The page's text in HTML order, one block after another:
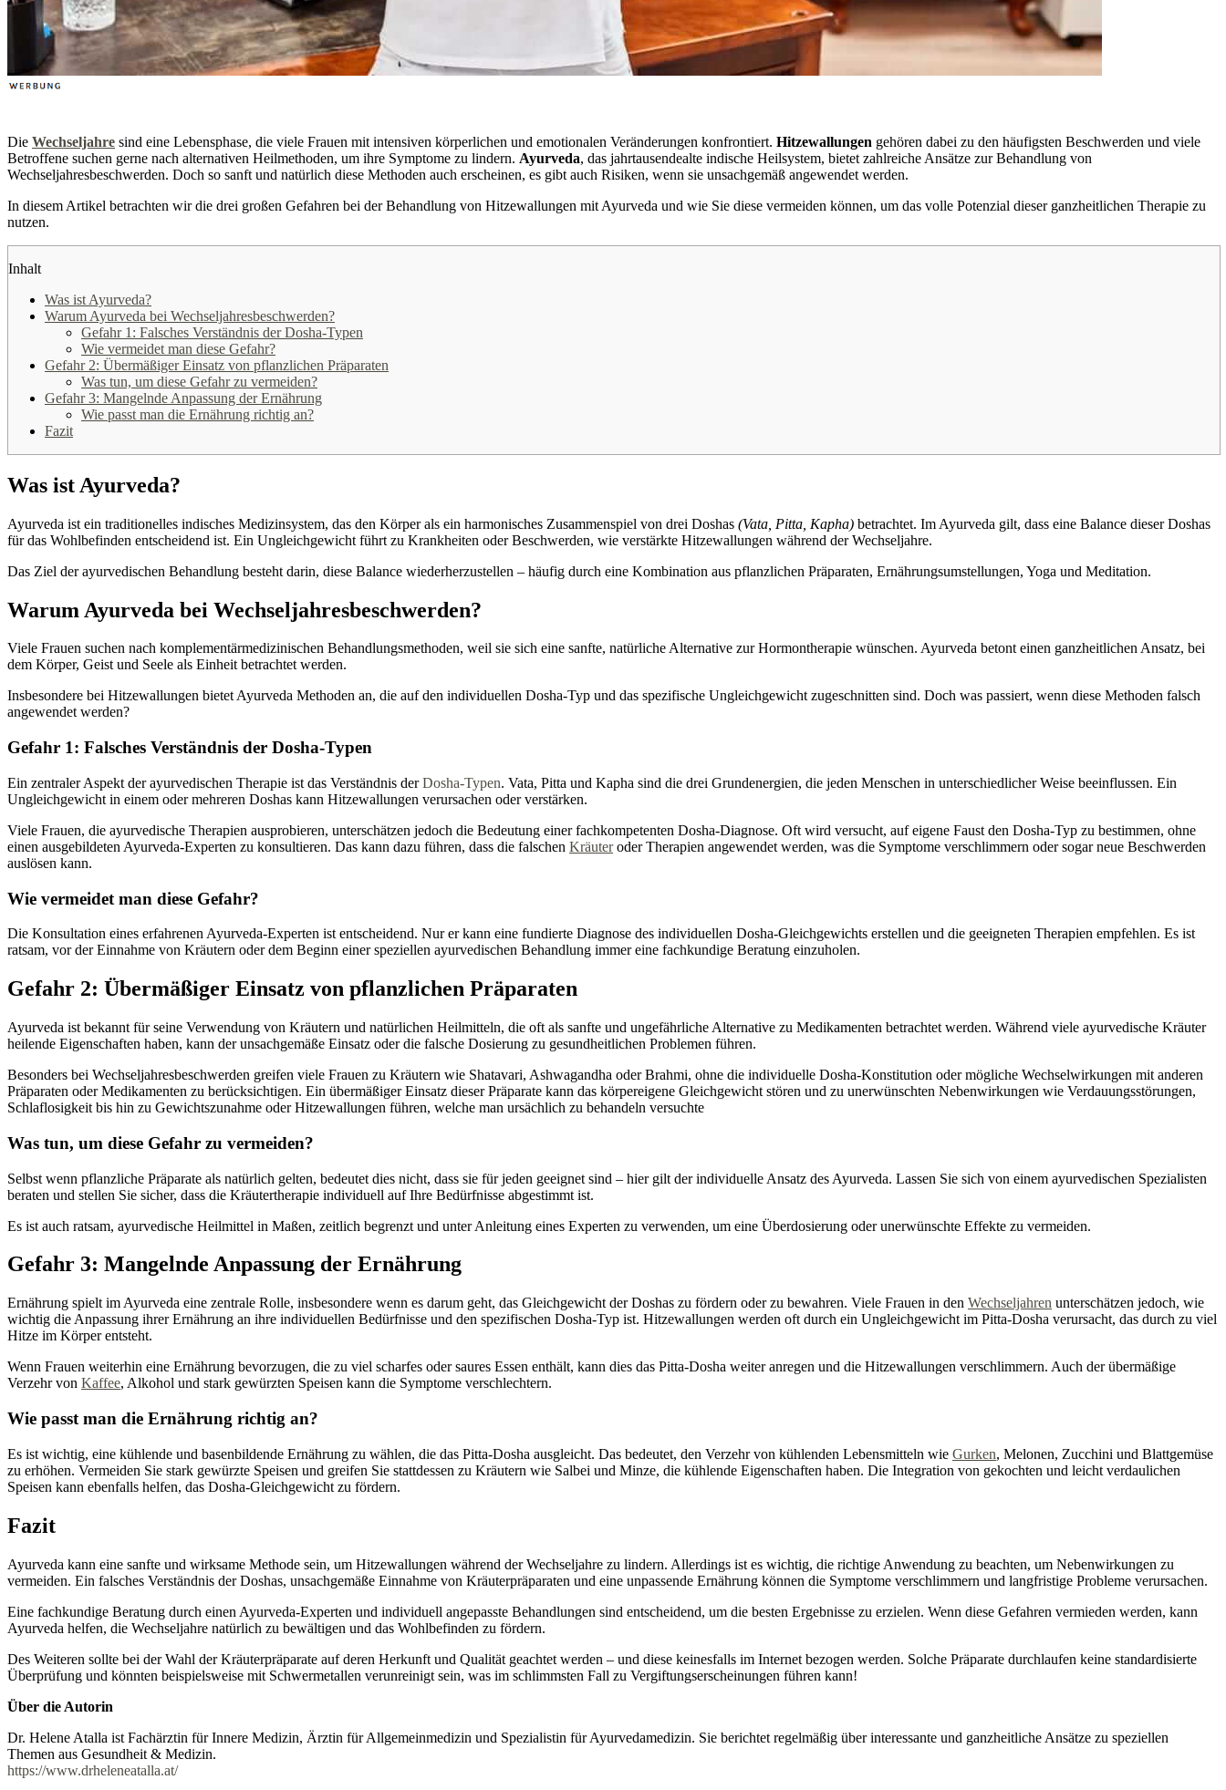
Die Wechseljahre sind eine Lebensphase, die viele Frauen mit intensiven körperlichen und emotionalen Veränderungen konfrontiert. Hitzewallungen gehören dabei zu den häufigsten Beschwerden und viele
Betroffene suchen gerne nach alternativen Heilmethoden, um ihre Symptome zu lindern. Ayurveda, das jahrtausendealte indische Heilsystem, bietet zahlreiche Ansätze zur Behandlung von
Wechseljahresbeschwerden. Doch so sanft und natürlich diese Methoden auch erscheinen, es gibt auch Risiken, wenn sie unsachgemäß angewendet werden.
In diesem Artikel betrachten wir die drei großen Gefahren bei der Behandlung von Hitzewallungen mit Ayurveda und wie Sie diese vermeiden können, um das volle Potenzial dieser ganzheitlichen Therapie zu
nutzen.
Inhalt
Was ist Ayurveda?
Warum Ayurveda bei Wechseljahresbeschwerden?
Gefahr 1: Falsches Verständnis der Dosha-Typen
Wie vermeidet man diese Gefahr?
Gefahr 2: Übermäßiger Einsatz von pflanzlichen Präparaten
Was tun, um diese Gefahr zu vermeiden?
Gefahr 3: Mangelnde Anpassung der Ernährung
Wie passt man die Ernährung richtig an?
Fazit
Was ist Ayurveda?
Ayurveda ist ein traditionelles indisches Medizinsystem, das den Körper als ein harmonisches Zusammenspiel von drei Doshas (Vata, Pitta, Kapha) betrachtet. Im Ayurveda gilt, dass eine Balance dieser Doshas
für das Wohlbefinden entscheidend ist. Ein Ungleichgewicht führt zu Krankheiten oder Beschwerden, wie verstärkte Hitzewallungen während der Wechseljahre.
Das Ziel der ayurvedischen Behandlung besteht darin, diese Balance wiederherzustellen – häufig durch eine Kombination aus pflanzlichen Präparaten, Ernährungsumstellungen, Yoga und Meditation.
Warum Ayurveda bei Wechseljahresbeschwerden?
Viele Frauen suchen nach komplementärmedizinischen Behandlungsmethoden, weil sie sich eine sanfte, natürliche Alternative zur Hormontherapie wünschen. Ayurveda betont einen ganzheitlichen Ansatz, bei
dem Körper, Geist und Seele als Einheit betrachtet werden.
Insbesondere bei Hitzewallungen bietet Ayurveda Methoden an, die auf den individuellen Dosha-Typ und das spezifische Ungleichgewicht zugeschnitten sind. Doch was passiert, wenn diese Methoden falsch
angewendet werden?
Gefahr 1: Falsches Verständnis der Dosha-Typen
Ein zentraler Aspekt der ayurvedischen Therapie ist das Verständnis derDosha-Typen. Vata, Pitta und Kapha sind die drei Grundenergien, die jeden Menschen in unterschiedlicher Weise beeinflussen. Ein
Ungleichgewicht in einem oder mehreren Doshas kann Hitzewallungen verursachen oder verstärken.
Viele Frauen, die ayurvedische Therapien ausprobieren, unterschätzen jedoch die Bedeutung einer fachkompetenten Dosha-Diagnose. Oft wird versucht, auf eigene Faust den Dosha-Typ zu bestimmen, ohne
einen ausgebildeten Ayurveda-Experten zu konsultieren. Das kann dazu führen, dass die falschen Kräuteroder Therapien angewendet werden, was die Symptome verschlimmern oder sogar neue Beschwerden
auslösen kann.
Wie vermeidet man diese Gefahr?
Die Konsultation eines erfahrenen Ayurveda-Experten ist entscheidend. Nur er kann eine fundierte Diagnose des individuellen Dosha-Gleichgewichts erstellen und die geeigneten Therapien empfehlen. Es ist
ratsam, vor der Einnahme von Kräutern oder dem Beginn einer speziellen ayurvedischen Behandlung immer eine fachkundige Beratung einzuholen.
Gefahr 2: Übermäßiger Einsatz von pflanzlichen Präparaten
Ayurveda ist bekannt für seine Verwendung von Kräutern und natürlichen Heilmitteln, die oft als sanfte und ungefährliche Alternative zu Medikamenten betrachtet werden. Während viele ayurvedische Kräuter
heilende Eigenschaften haben, kann der unsachgemäße Einsatz oder die falsche Dosierung zu gesundheitlichen Problemen führen.
Besonders bei Wechseljahresbeschwerden greifen viele Frauen zu Kräutern wie Shatavari, Ashwagandha oder Brahmi, ohne die individuelle Dosha-Konstitution oder mögliche Wechselwirkungen mit anderen
Präparaten oder Medikamenten zu berücksichtigen. Ein übermäßiger Einsatz dieser Präparate kann das körpereigene Gleichgewicht stören und zu unerwünschten Nebenwirkungen wie Verdauungsstörungen,
Schlaflosigkeit bis hin zu Gewichtszunahme oder Hitzewallungen führen, welche man ursächlich zu behandeln versuchte
Was tun, um diese Gefahr zu vermeiden?
Selbst wenn pflanzliche Präparate als natürlich gelten, bedeutet dies nicht, dass sie für jeden geeignet sind – hier gilt der individuelle Ansatz des Ayurveda. Lassen Sie sich von einem ayurvedischen Spezialisten
beraten und stellen Sie sicher, dass die Kräutertherapie individuell auf Ihre Bedürfnisse abgestimmt ist.
Es ist auch ratsam, ayurvedische Heilmittel in Maßen, zeitlich begrenzt und unter Anleitung eines Experten zu verwenden, um eine Überdosierung oder unerwünschte Effekte zu vermeiden.
Gefahr 3: Mangelnde Anpassung der Ernährung
Ernährung spielt im Ayurveda eine zentrale Rolle, insbesondere wenn es darum geht, das Gleichgewicht der Doshas zu fördern oder zu bewahren. Viele Frauen in den Wechseljahren unterschätzen jedoch, wie
wichtig die Anpassung ihrer Ernährung an ihre individuellen Bedürfnisse und den spezifischen Dosha-Typ ist. Hitzewallungen werden oft durch ein Ungleichgewicht im Pitta-Dosha verursacht, das durch zu viel
Hitze im Körper entsteht.
Wenn Frauen weiterhin eine Ernährung bevorzugen, die zu viel scharfes oder saures Essen enthält, kann dies das Pitta-Dosha weiter anregen und die Hitzewallungen verschlimmern. Auch der übermäßige
Verzehr von Kaffee, Alkohol und stark gewürzten Speisen kann die Symptome verschlechtern.
Wie passt man die Ernährung richtig an?
Es ist wichtig, eine kühlende und basenbildende Ernährung zu wählen, die das Pitta-Dosha ausgleicht. Das bedeutet, den Verzehr von kühlenden Lebensmitteln wie Gurken, Melonen, Zucchini und Blattgemüse
zu erhöhen. Vermeiden Sie stark gewürzte Speisen und greifen Sie stattdessen zu Kräutern wie Salbei und Minze, die kühlende Eigenschaften haben. Die Integration von gekochten und leicht verdaulichen
Speisen kann ebenfalls helfen, das Dosha-Gleichgewicht zu fördern.
Fazit
Ayurveda kann eine sanfte und wirksame Methode sein, um Hitzewallungen während der Wechseljahre zu lindern. Allerdings ist es wichtig, die richtige Anwendung zu beachten, um Nebenwirkungen zu
vermeiden. Ein falsches Verständnis der Doshas, unsachgemäße Einnahme von Kräuterpräparaten und eine unpassende Ernährung können die Symptome verschlimmern und langfristige Probleme verursachen.
Eine fachkundige Beratung durch einen Ayurveda-Experten und individuell angepasste Behandlungen sind entscheidend, um die besten Ergebnisse zu erzielen. Wenn diese Gefahren vermieden werden, kann
Ayurveda helfen, die Wechseljahre natürlich zu bewältigen und das Wohlbefinden zu fördern.
Des Weiteren sollte bei der Wahl der Kräuterpräparate auf deren Herkunft und Qualität geachtet werden – und diese keinesfalls im Internet bezogen werden. Solche Präparate durchlaufen keine standardisierte
Überprüfung und könnten beispielsweise mit Schwermetallen verunreinigt sein, was im schlimmsten Fall zu Vergiftungserscheinungen führen kann!
Über die Autorin
Dr. Helene Atalla ist Fachärztin für Innere Medizin, Ärztin für Allgemeinmedizin und Spezialistin für Ayurvedamedizin. Sie berichtet regelmäßig über interessante und ganzheitliche Ansätze zu speziellen
Themen aus Gesundheit & Medizin.
https://www.drheleneatalla.at/